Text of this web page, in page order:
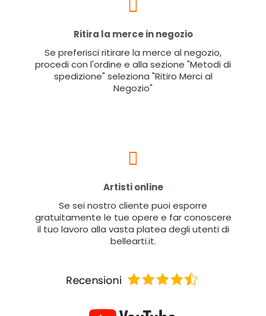
Ritira la merce in negozio
Se preferisci ritirare la merce al negozio,
procedi con l'ordine e alla sezione "Metodi di
spedizione" seleziona "Ritiro Merci al
Negozio"
Artisti online
Se sei nostro cliente puoi esporre
gratuitamente le tue opere e far conoscere
il tuo lavoro alla vasta platea degli utenti di
bellearti.it.